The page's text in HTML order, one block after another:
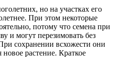
но на участках его
При этом некоторые
потому что семена при
и могут перезимовать без
сохранении всхожести они
новое растение. Краткое